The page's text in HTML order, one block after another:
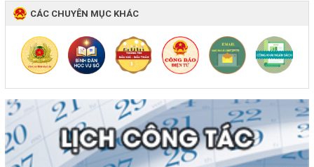
CÁC CHUYÊN MỤC KHÁC